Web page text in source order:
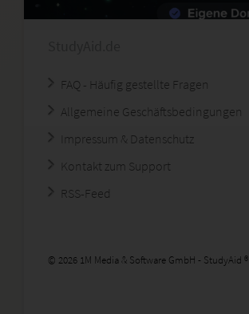
FAQ - Häufig gestellte Fragen
Allgemeine Geschäftsbedingungen
Impressum & Datenschutz
Kontakt zum Support
RSS-Feed
© 2026 1M Media & Software GmbH - StudyAid ®